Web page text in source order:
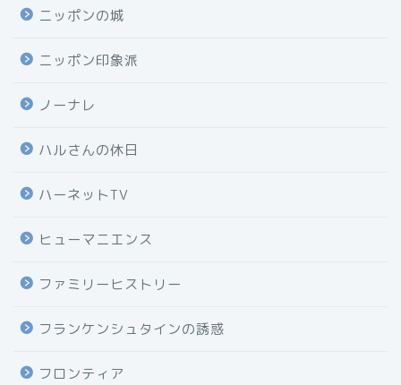
ニッポンの城
ニッポン印象派
ノーナレ
ハルさんの休日
ハーネットTV
ヒューマニエンス
ファミリーヒストリー
フランケンシュタインの誘惑
フロンティア